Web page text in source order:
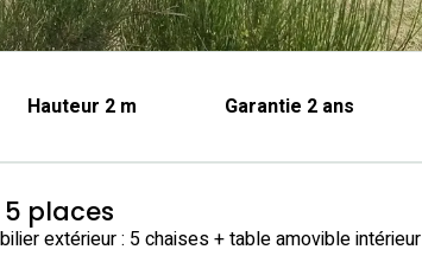
Hauteur 2 m Garantie 2 ans
places
extérieur : 5 chaises + table amovible intérieur